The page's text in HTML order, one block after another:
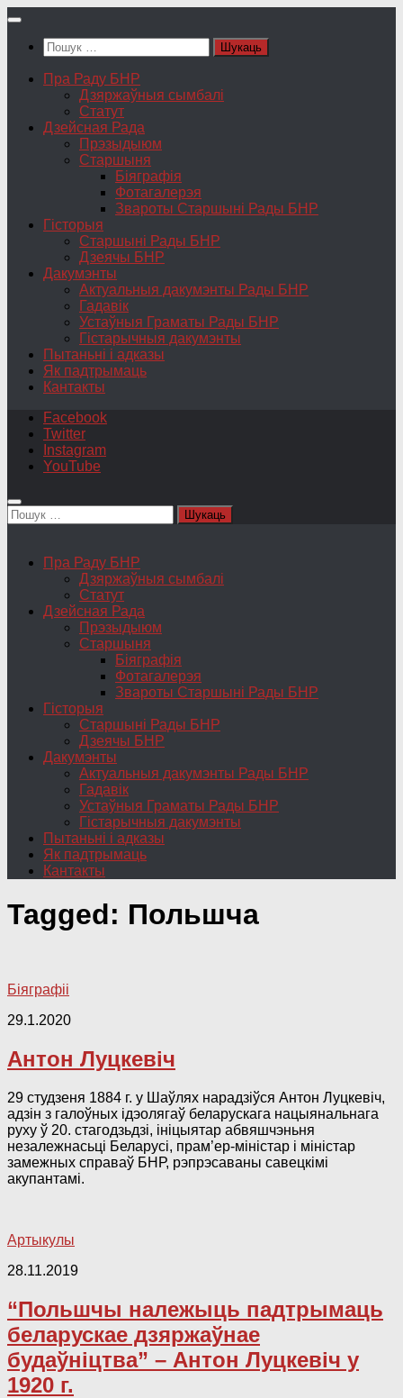
Skip
contentПошук:
Пра Раду БНР
Дзяржаўныя сымбалі
Статут
Дзейсная Рада
Прэзыдыюм
Старшыня
Біяграфія
Фотагалерэя
Звароты Старшыні Рады БНР
Гісторыя
Старшыні Рады БНР
Дзеячы БНР
Дакумэнты
Актуальныя дакумэнты Рады БНР
Гадавік
Устаўныя Граматы Рады БНР
Гістарычныя дакумэнты
Пытаньні і адказы
Як падтрымаць
Кантакты
Facebook
Twitter
Instagram
YouTube
Пошук:
Пра Раду БНР
Дзяржаўныя сымбалі
Статут
Дзейсная Рада
Прэзыдыюм
Старшыня
Біяграфія
Фотагалерэя
Звароты Старшыні Рады БНР
Гісторыя
Старшыні Рады БНР
Дзеячы БНР
Дакумэнты
Актуальныя дакумэнты Рады БНР
Гадавік
Устаўныя Граматы Рады БНР
Гістарычныя дакумэнты
Пытаньні і адказы
Як падтрымаць
Кантакты
Tagged: Польшча
Біяграфіі
29.1.2020
Антон Луцкевіч
29 студзеня 1884 г. у Шаўлях нарадзіўся Антон Луцкевіч,
адзін з галоўных ідэолягаў беларускага нацыянальнага
руху ў 20. стагодзьдзі, ініцыятар абвяшчэньня
незалежнасьці Беларусі, прам’ер-міністар і міністар
замежных справаў БНР, рэпрэсаваны савецкімі
акупантамі.
Артыкулы
28.11.2019
“Польшчы належыць падтрымаць
беларускае дзяржаўнае
будаўніцтва” – Антон Луцкевіч у
1920 г.